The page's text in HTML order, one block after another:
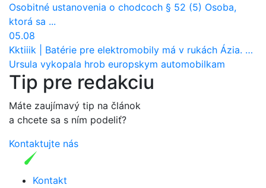
Osobitné ustanovenia o chodcoch § 52 (5) Osoba,
ktorá sa ...
05.08
Kktiiik
Batérie pre elektromobily má v rukách Ázia. Európa ale stráca kontrolu aj nad vlastnou výrobou!
Ursula vykopala hrob europskym automobilkam
Tip pre redakciu
Máte zaujímavý tip na článok
a chcete sa s ním podeliť?
Kontaktujte nás
Kontakt